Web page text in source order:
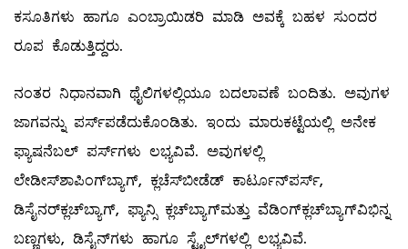
ಕಸೂತಿಗಳು ಹಾಗೂ ಎಂಬ್ರಾಯಿಡರಿ ಮಾಡಿ ಅವಕ್ಕೆ ಬಹಳ ಸುಂದರ
ರೂಪ ಕೊಡುತ್ತಿದ್ದರು.
ನಂತರ ನಿಧಾನವಾಗಿ ಥೈಲಿಗಳಲ್ಲಿಯೂ ಬದಲಾವಣೆ ಬಂದಿತು. ಅವುಗಳ
ಜಾಗವನ್ನು ಪರ್ಸ್‌ಪಡೆದುಕೊಂಡಿತು. ಇಂದು ಮಾರುಕಟ್ಟೆಯಲ್ಲಿ ಅನೇಕ
ಫ್ಯಾಷನೆಬಲ್ ಪರ್ಸ್‌ಗಳು ಲಭ್ಯವಿವೆ. ಅವುಗಳಲ್ಲಿ
ಲೇಡೀಸ್‌ಶಾಪಿಂಗ್‌ಬ್ಯಾಗ್‌, ಕ್ಲಚೆಸ್‌ಬೀಡೆಡ್ ಕಾರ್ಟೂನ್‌ಪರ್ಸ್‌,
ಡಿಸೈನರ್‌ಕ್ಲಚ್‌ಬ್ಯಾಗ್‌, ಫ್ಯಾನ್ಸಿ ಕ್ಲಚ್‌ಬ್ಯಾಗ್‌ಮತ್ತು ವೆಡಿಂಗ್‌ಕ್ಲಚ್‌ಬ್ಯಾಗ್‌ವಿಭಿನ್ನ
ಬಣ್ಣಗಳು, ಡಿಸೈನ್‌ಗಳು ಹಾಗೂ ಸ್ಟೈಲ್‌ಗಳಲ್ಲಿ ಲಭ್ಯವಿವೆ.